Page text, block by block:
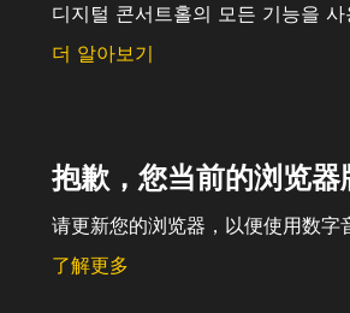
디지털 콘서트홀의 모든 기능을
더 알아보기
抱歉，您当前的浏览器
请更新您的浏览器，以便使用数字
了解更多